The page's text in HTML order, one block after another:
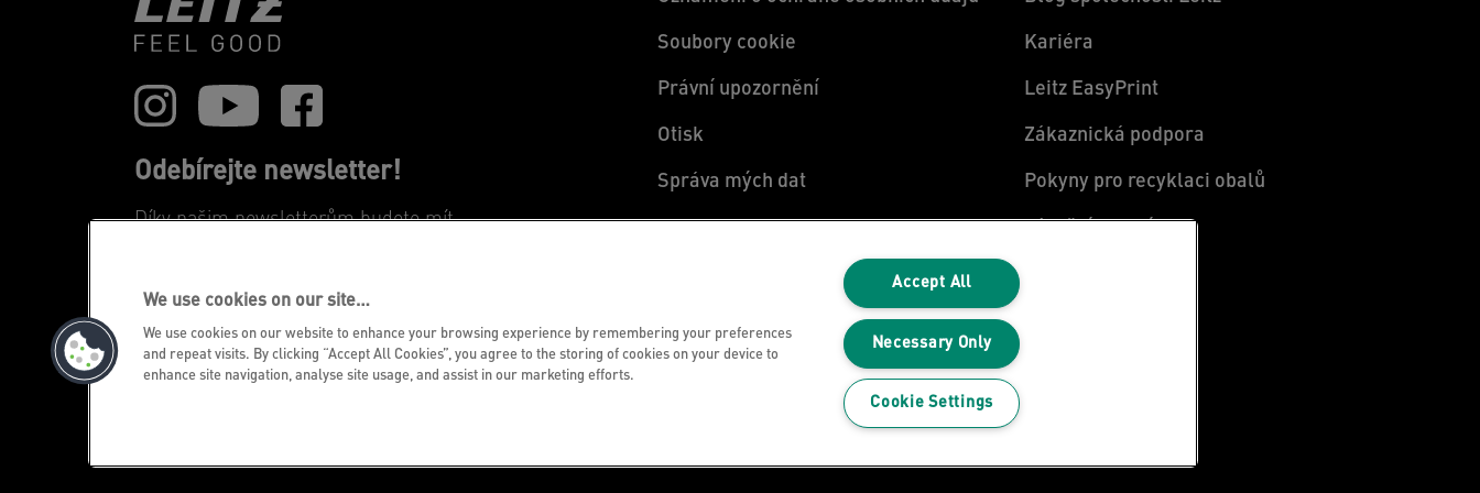
Odebírejte newsletter!
Díky našim newsletterům budete mít
Leitz. Z pohodlí své e-mailové schránky!
ZAREGISTROVAT SE NYNI
Soubory cookie
Právní upozornění
Otisk
Správa mých dat
Kariéra
Leitz EasyPrint
Zákaznická podpora
Pokyny pro recyklaci obalů
Záruční podmínky
We use cookies on our site…
We use cookies on our website to enhance your browsing experience by remembering your preferences
and repeat visits. By clicking “Accept All Cookies”, you agree to the storing of cookies on your device to
enhance site navigation, analyse site usage, and assist in our marketing efforts.
Accept All
Necessary Only
Cookie Settings